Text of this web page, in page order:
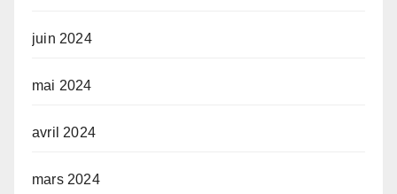
juin 2024
mai 2024
avril 2024
mars 2024